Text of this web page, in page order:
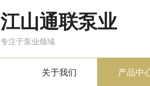
江山通联泵业
专注于泵业领域
关于我们 产品中